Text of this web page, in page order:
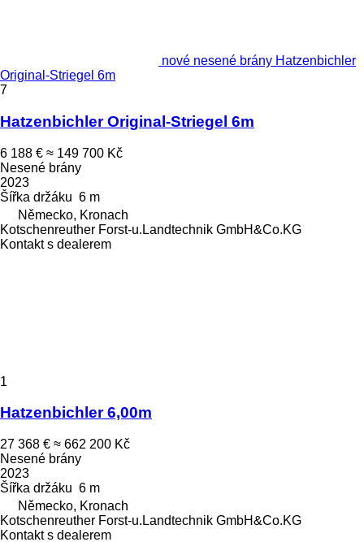
nové nesené brány Hatzenbichler
Original-Striegel 6m
7
Hatzenbichler Original-Striegel 6m
6 188 € ≈ 149 700 Kč
Nesené brány
2023
Šířka držáku 6 m
Německo, Kronach
Kotschenreuther Forst-u.Landtechnik GmbH&Co.KG
Kontakt s dealerem
1
Hatzenbichler 6,00m
27 368 € ≈ 662 200 Kč
Nesené brány
2023
Šířka držáku 6 m
Německo, Kronach
Kotschenreuther Forst-u.Landtechnik GmbH&Co.KG
Kontakt s dealerem